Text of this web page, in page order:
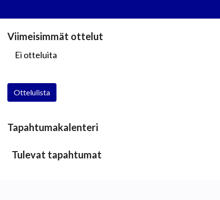
Viimeisimmät ottelut
Ei otteluita
Ottelulista
Tapahtumakalenteri
Tulevat tapahtumat